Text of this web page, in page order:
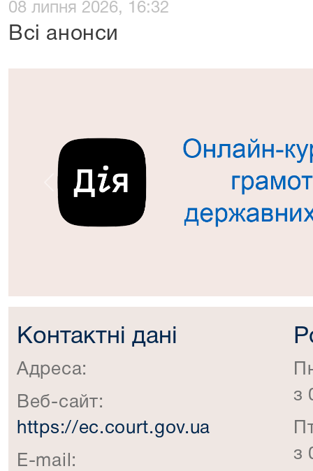
08 липня 2026, 16:32
Всі анонси
Попередній
Контактні дані
Адреса:
Веб-сайт:
https://ec.court.gov.ua
E-mail:
з
з